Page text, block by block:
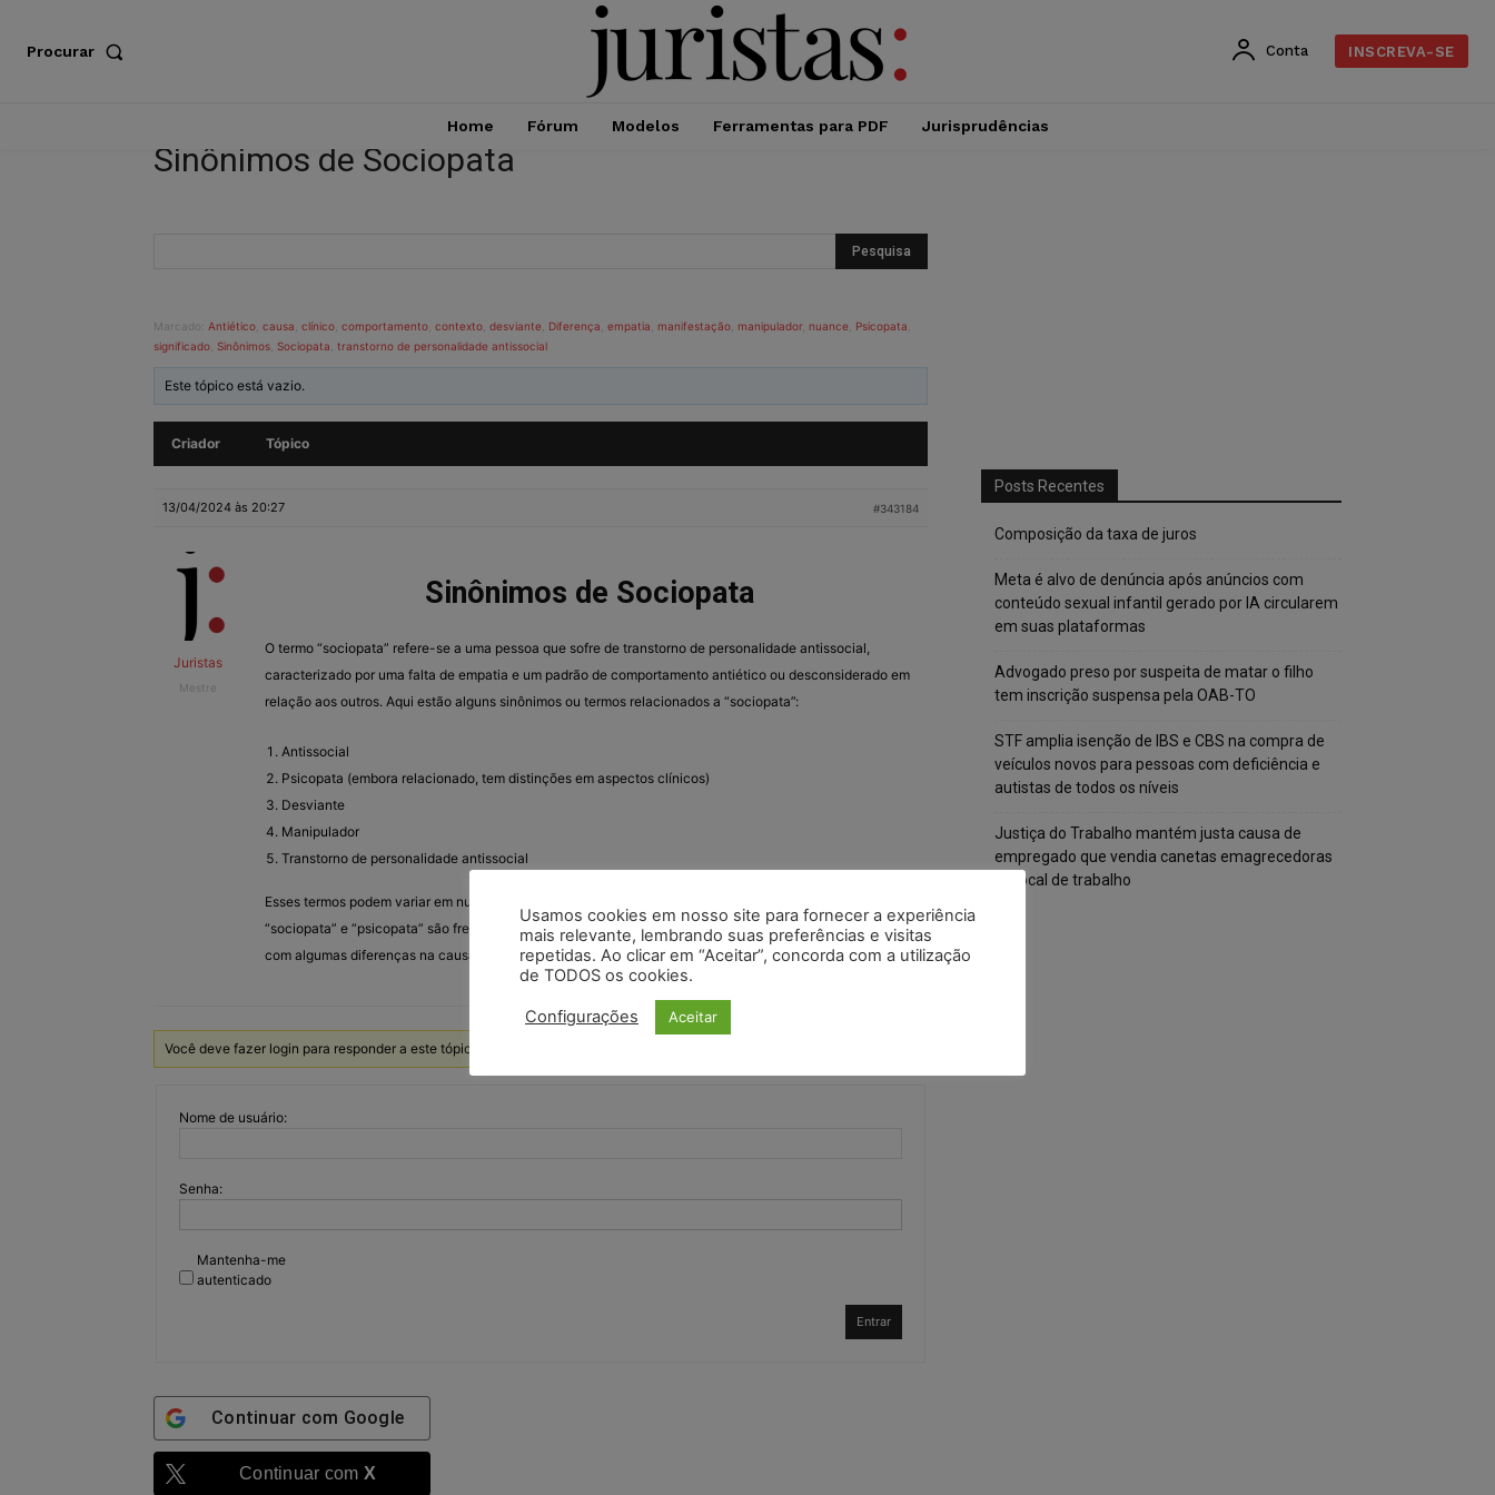
Procurar Conta INSCREVA-SE
Home Fórum Modelos Ferramentas para PDF Jurisprudências
Sinônimos de Sociopata
Marcado: Antiético causa clínico comportamento contexto desviante Diferença empatia manifestação manipulador, nuance Psicopata
significado Sinônimos Sociopata transtorno de personalidade antissocial
Este tópico está vazio.
Criador Tópico
13/04/2024 às 20:27 #343184
Juristas
Mestre
Sinônimos de Sociopata
O termo “sociopata” refere-se a uma pessoa que sofre de transtorno de personalidade antissocial,
caracterizado por uma falta de empatia e um padrão de comportamento antiético ou desconsiderado em
relação aos outros. Aqui estão alguns sinônimos ou termos relacionados a “sociopata”:
Antissocial
Psicopata (embora relacionado, tem distinções em aspectos clínicos)
Desviante
Manipulador
Transtorno de personalidade antissocial
Esses termos podem variar em nuance e significado, e é importante observar que, em contextos clínicos,
“sociopata” e “psicopata” são frequentemente utilizados para descrever aspectos semelhantes, mas
com algumas diferenças na causa ou manifestação do comportamento.
Você deve fazer login para responder a este tópico.
Nome de usuário:
Senha:
Mantenha-me
autenticado
Entrar
Continuar com Google
Continuar com X
Posts Recentes
Composição da taxa de juros
Meta é alvo de denúncia após anúncios com
conteúdo sexual infantil gerado por IA circularem
em suas plataformas
Advogado preso por suspeita de matar o filho
tem inscrição suspensa pela OAB-TO
STF amplia isenção de IBS e CBS na compra de
veículos novos para pessoas com deficiência e
autistas de todos os níveis
Justiça do Trabalho mantém justa causa de
empregado que vendia canetas emagrecedoras
no local de trabalho
Usamos cookies em nosso site para fornecer a experiência
mais relevante, lembrando suas preferências e visitas
repetidas. Ao clicar em “Aceitar”, concorda com a utilização
de TODOS os cookies.
Configurações Aceitar